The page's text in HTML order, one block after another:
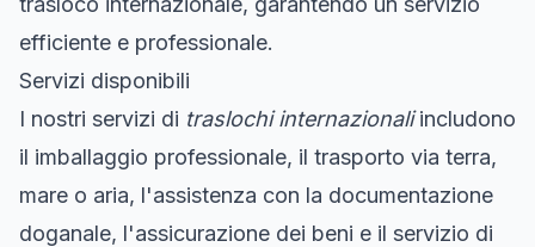
efficiente e professionale.
Servizi disponibili
I nostri servizi di traslochi internazionaliincludono
il imballaggio professionale, il trasporto via terra,
mare o aria, l'assistenza con la documentazione
doganale, l'assicurazione dei beni e il servizio di